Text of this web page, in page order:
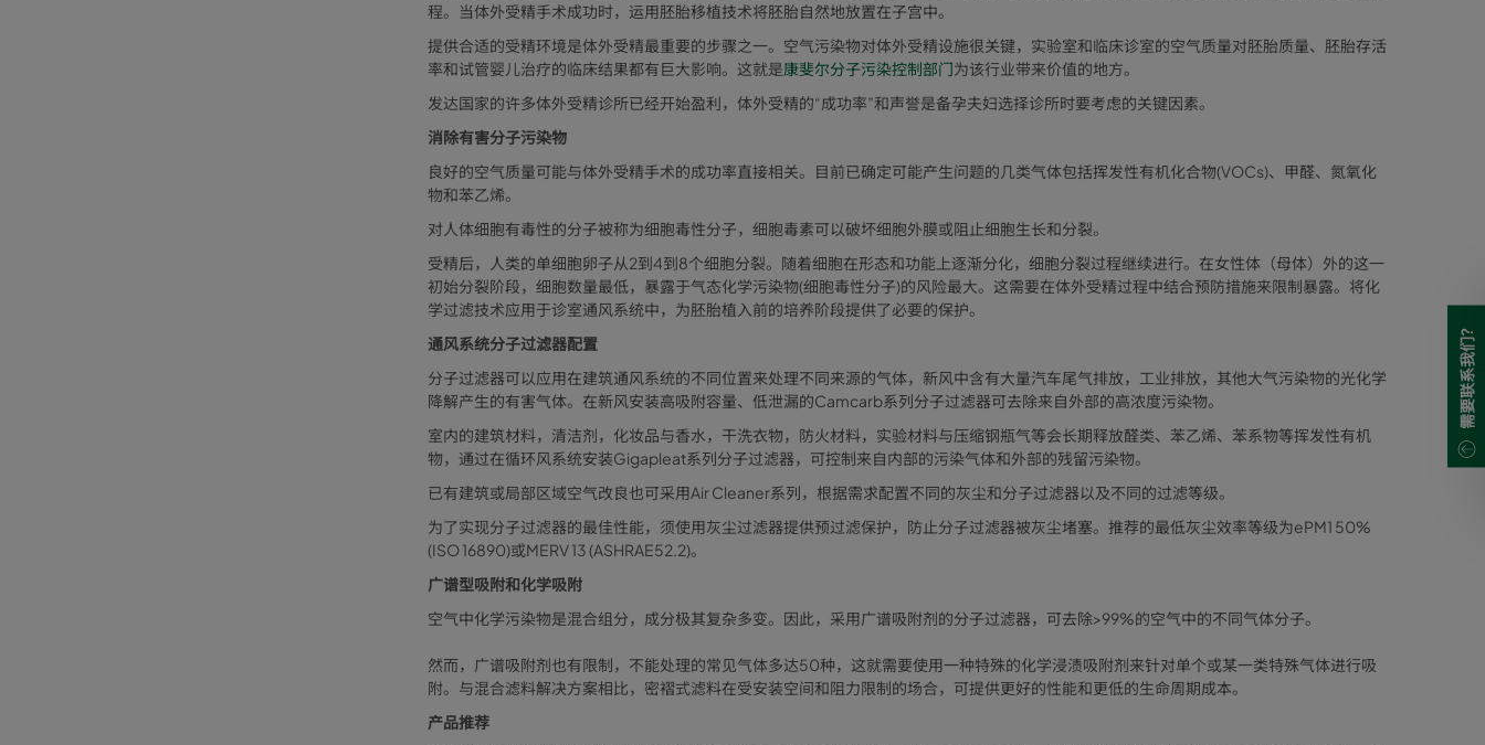
程。当体外受精手术成功时，运用胚胎移植技术将胚胎自然地放置在子宫中。
提供合适的受精环境是体外受精最重要的步骤之一。空气污染物对体外受精设施很关键， 实验室和临床诊室的空气质量对胚胎质量、胚胎存活
率和试管婴儿治疗的临床结果都有巨大影响。 这就是康斐尔分子污染控制部门为该行业带来价值的地方。
发达国家的许多体外受精诊所已经开始盈利，体外受精的“成功率”和声誉是备孕夫妇选择诊所时要考虑的关键因素。
消除有害分子污染物
良好的空气质量可能与体外受精手术的成功率直接相关。目前已确定可能产生问题的几类气体包括挥发性有机化合物(VOCs)、甲醛、氮氧化
物和苯乙烯。
对人体细胞有毒性的分子被称为细胞毒性分子，细胞毒素可以破坏细胞外膜或阻止细胞生长和分裂。
受精后，人类的单细胞卵子从2到4到8个细胞分裂。随着细胞在形态和功能上逐渐分化，细胞分裂过程继续进行。在女性体（母体）外的这一
初始分裂阶段，细胞数量最低，暴露于气态化学污染物(细胞毒性分子)的风险最大。这需要在体外受精过程中结合预防措施来限制暴露。将化
学过滤技术应用于诊室通风系统中，为胚胎植入前的培养阶段提供了必要的保护。
通风系统分子过滤器配置
分子过滤器可以应用在建筑通风系统的不同位置来处理不同来源的气体，新风中含有大量汽车尾气排放，工业排放，其他大气污染物的光化学
降解产生的有害气体。在新风安装高吸附容量、低泄漏的Camcarb系列分子过滤器可去除来自外部的高浓度污染物。
室内的建筑材料，清洁剂，化妆品与香水，干洗衣物，防火材料，实验材料与压缩钢瓶气等会长期释放醛类、苯乙烯、苯系物等挥发性有机
物，通过在循环风系统安装Gigapleat系列分子过滤器，可控制来自内部的污染气体和外部的残留污染物。
已有建筑或局部区域空气改良也可采用Air Cleaner系列，根据需求配置不同的灰尘和分子过滤器以及不同的过滤等级。
为了实现分子过滤器的最佳性能，须使用灰尘过滤器提供预过滤保护，防止分子过滤器被灰尘堵塞。推荐的最低灰尘效率等级为ePM1 50%
(ISO 16890)或MERV 13 (ASHRAE52.2)。
广谱型吸附和化学吸附
空气中化学污染物是混合组分，成分极其复杂多变。因此，采用广谱吸附剂的分子过滤器，可去除>99%的空气中的不同气体分子。
然而，广谱吸附剂也有限制，不能处理的常见气体多达50种，这就需要使用一种特殊的化学浸渍吸附剂来针对单个或某一类特殊气体进行吸
附。与混合滤料解决方案相比，密褶式滤料在受安装空间和阻力限制的场合，可提供更好的性能和更低的生命周期成本。
产品推荐
需要联系我们?